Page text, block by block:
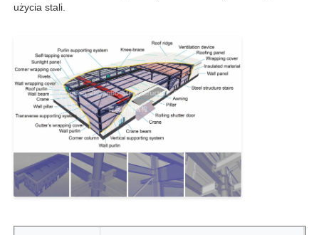
warsztat konstrukcji stalowych
magazyn konstrukcji stalowych
Komercyjne budynki stalowe
użycia stali.